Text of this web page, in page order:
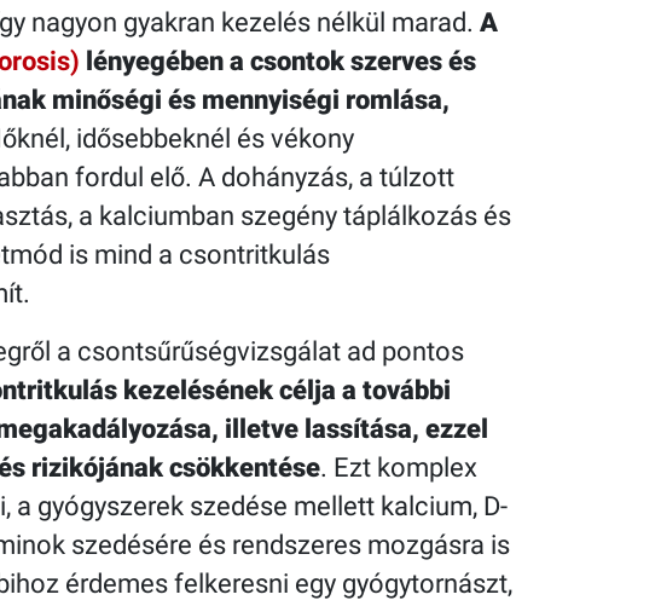
nagyon gyakran kezelés nélkül marad. A
lényegében a csontok szerves és
minőségi és mennyiségi romlása,
idősebbeknél és vékony
fordul elő. A dohányzás, a túlzott
a kalciumban szegény táplálkozás és
is mind a csontritkulás
a csontsűrűségvizsgálat ad pontos
kezelésének célja a további
illetve lassítása, ezzel
rizikójának csökkentése. Ezt komplex
a gyógyszerek szedése mellett kalcium, D-
szedésére és rendszeres mozgásra is
érdemes felkeresni egy gyógytornászt,